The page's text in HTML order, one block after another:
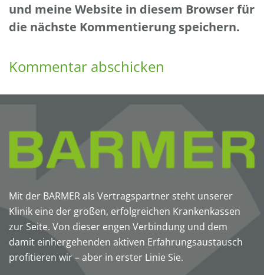
und meine Website in diesem Browser für
die nächste Kommentierung speichern.
Mit der BARMER als Vertragspartner steht unserer
Klinik eine der großen, erfolgreichen Krankenkassen
zur Seite. Von dieser engen Verbindung und dem
damit einhergehenden aktiven Erfahrungsaustausch
profitieren wir – aber in erster Linie Sie.